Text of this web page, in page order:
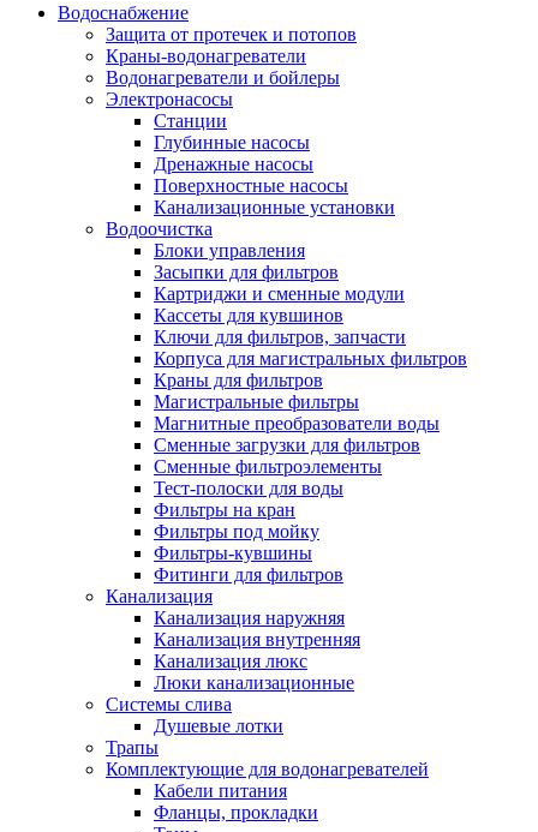
Строительные товары
Все для бани
Полезные статьи
Новости и Акции
Оплата и доставка
Сервис-центр
Адреса Сервис-центров
Обмен и возврат товара
Водоснабжение
Защита от протечек и потопов
Краны-водонагреватели
Водонагреватели и бойлеры
Электронасосы
Станции
Глубинные насосы
Дренажные насосы
Поверхностные насосы
Канализационные установки
Водоочистка
Блоки управления
Засыпки для фильтров
Картриджи и сменные модули
Кассеты для кувшинов
Ключи для фильтров, запчасти
Корпуса для магистральных фильтров
Краны для фильтров
Магистральные фильтры
Магнитные преобразователи воды
Сменные загрузки для фильтров
Сменные фильтроэлементы
Тест-полоски для воды
Фильтры на кран
Фильтры под мойку
Фильтры-кувшины
Фитинги для фильтров
Канализация
Канализация наружняя
Канализация внутренняя
Канализация люкс
Люки канализационные
Системы слива
Душевые лотки
Трапы
Комплектующие для водонагревателей
Кабели питания
Фланцы, прокладки